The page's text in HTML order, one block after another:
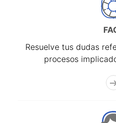
Resuelve tus dudas
procesos